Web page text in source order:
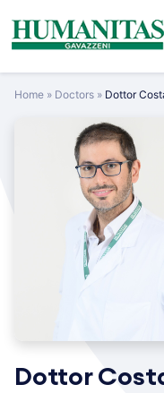
content
Home » Doctors » Dottor
Dottor